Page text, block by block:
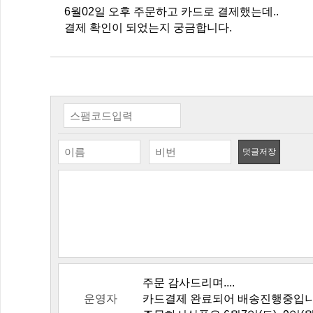
6월02일 오후 주문하고 카드로 결제했는데..
결제 확인이 되었는지 궁금합니다.
덧글저장
운영자
주문 감사드리며....
카드결제 완료되어 배송진행중입